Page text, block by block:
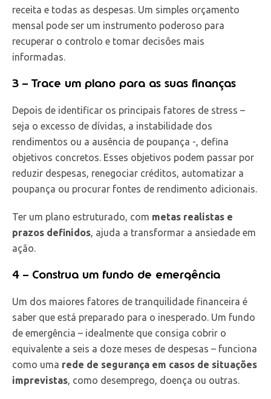
receita e todas as despesas. Um simples orçamento
mensal pode ser um instrumento poderoso para
recuperar o controlo e tomar decisões mais
informadas.
3 – Trace um plano para as suas finanças
Depois de identificar os principais fatores de stress –
seja o excesso de dívidas, a instabilidade dos
rendimentos ou a ausência de poupança -, defina
objetivos concretos. Esses objetivos podem passar por
reduzir despesas, renegociar créditos, automatizar a
poupança ou procurar fontes de rendimento adicionais.
Ter um plano estruturado, com metas realistas e
prazos definidos , ajuda a transformar a ansiedade em
ação.
4 – Construa um fundo de emergência
Um dos maiores fatores de tranquilidade financeira é
saber que está preparado para o inesperado. Um fundo
de emergência – idealmente que consiga cobrir o
equivalente a seis a doze meses de despesas – funciona
como uma rede de segurança em casos de situações
imprevistas , como desemprego, doença ou outras.